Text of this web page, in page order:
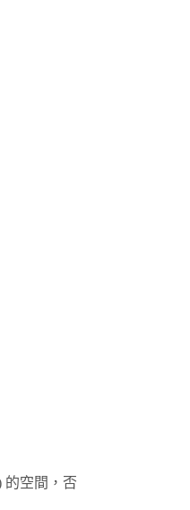
的空間，否